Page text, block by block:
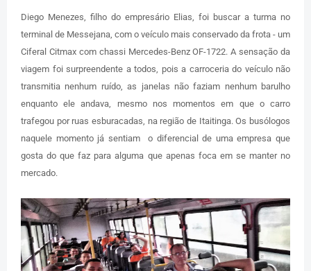
Diego Menezes, filho do empresário Elias, foi buscar a turma no
terminal de Messejana, com o veículo mais conservado da frota - um
Ciferal Citmax com chassi Mercedes-Benz OF-1722. A sensação da
viagem foi surpreendente a todos, pois a carroceria do veículo não
transmitia nenhum ruído, as janelas não faziam nenhum barulho
enquanto ele andava, mesmo nos momentos em que o carro
trafegou por ruas esburacadas, na região de Itaitinga. Os busólogos
naquele momento já sentiam o diferencial de uma empresa que
gosta do que faz para alguma que apenas foca em se manter no
mercado.